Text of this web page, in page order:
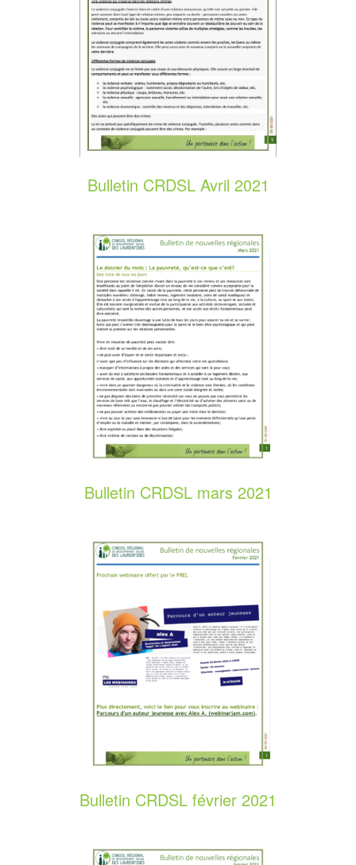
Bulletin CRDSL Avril 2021
Bulletin CRDSL mars 2021
Bulletin CRDSL février 2021